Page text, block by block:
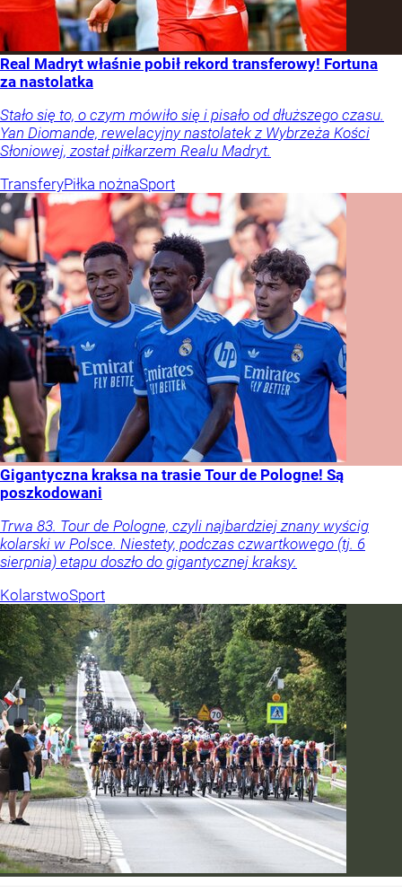
Real Madryt właśnie pobił rekord transferowy! Fortuna
za nastolatka
Stało się to, o czym mówiło się i pisało od dłuższego czasu.
Yan Diomande, rewelacyjny nastolatek z Wybrzeża Kości
Słoniowej, został piłkarzem Realu Madryt.
TransferyPiłka nożnaSport
Gigantyczna kraksa na trasie Tour de Pologne! Są
poszkodowani
Trwa 83. Tour de Pologne, czyli najbardziej znany wyścig
kolarski w Polsce. Niestety, podczas czwartkowego (tj. 6
sierpnia) etapu doszło do gigantycznej kraksy.
KolarstwoSport